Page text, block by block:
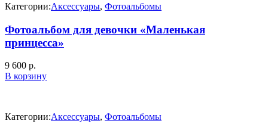
Категории:Аксессуары, Фотоальбомы
Фотоальбом для девочки «Маленькая
принцесса»
9 600 р.
В корзину
Категории:Аксессуары, Фотоальбомы